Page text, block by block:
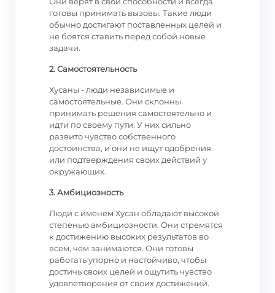
готовы принимать вызовы. Такие люди
обычно достигают поставленных целей и
не боятся ставить перед собой новые
задачи.
2. Самостоятельность
Хусаны - люди независимые и
самостоятельные. Они склонны
принимать решения самостоятельно и
идти по своему пути. У них сильно
развито чувство собственного
достоинства, и они не ищут одобрения
или подтверждения своих действий у
окружающих.
3. Амбициозность
Люди с именем Хусан обладают высокой
степенью амбициозности. Они стремятся
к достижению высоких результатов во
всем, чем занимаются. Они готовы
работать упорно и настойчиво, чтобы
достичь своих целей и ощутить чувство
удовлетворения от своих достижений.